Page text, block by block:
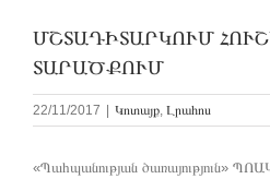
ՄՇՏԱԴԻՏԱՐԿՈՒՄ
ՏԱՐԱԾՔՈՒՄ
22/11/2017 Կոտայք, Լրահոս
«Պահպանության ծառայություն»